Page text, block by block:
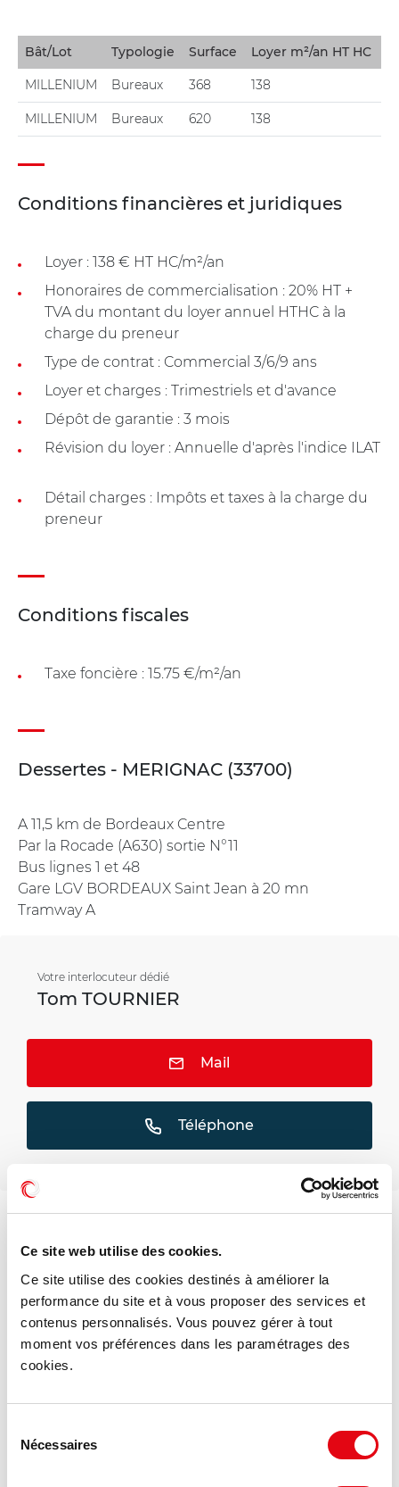
Ce site web utilise des cookies.
Ce site utilise des cookies destinés à améliorer la
performance du site et à vous proposer des services et
contenus personnalisés. Vous pouvez gérer à tout
moment vos préférences dans les paramétrages des
cookies.
Nécessaires
Bât/Lot Typologie Surface Loyer m²/an HT HC
MILLENIUM Bureaux 368 138
MILLENIUM Bureaux 620 138
Conditions financières et juridiques
Loyer : 138 € HT HC/m²/an
Honoraires de commercialisation : 20% HT +
TVA du montant du loyer annuel HTHC à la
charge du preneur
Type de contrat : Commercial 3/6/9 ans
Loyer et charges : Trimestriels et d'avance
Dépôt de garantie : 3 mois
Révision du loyer : Annuelle d'après l'indice ILAT
Détail charges : Impôts et taxes à la charge du
preneur
Conditions fiscales
Taxe foncière : 15.75 €/m²/an
Dessertes - MERIGNAC (33700)
A 11,5 km de Bordeaux Centre
Par la Rocade (A630) sortie N°11
Bus lignes 1 et 48
Gare LGV BORDEAUX Saint Jean à 20 mn
Tramway A
Votre interlocuteur dédié
Tom TOURNIER
Mail
Téléphone
DPE - GES
Consommation énergétique :
Bâtiment économe Bâtiment
50
51 à 110